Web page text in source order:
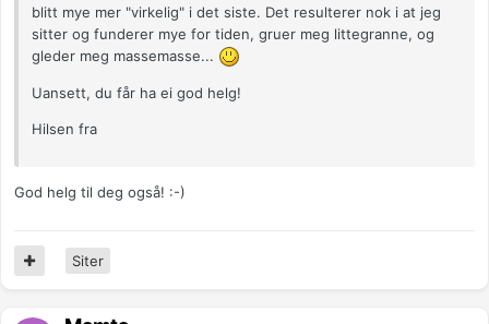
blitt mye mer "virkelig" i det siste. Det resulterer nok i at jeg
sitter og funderer mye for tiden, gruer meg littegranne, og
gleder meg massemasse...
Uansett, du får ha ei god helg!
Hilsen fra
God helg til deg også! :-)
Siter